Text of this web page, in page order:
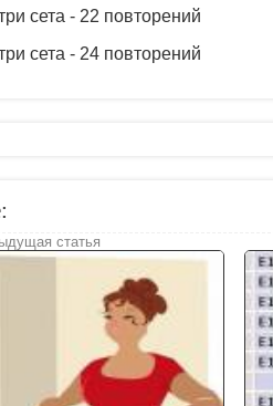
сета - 22 повторений
сета - 24 повторений
статья